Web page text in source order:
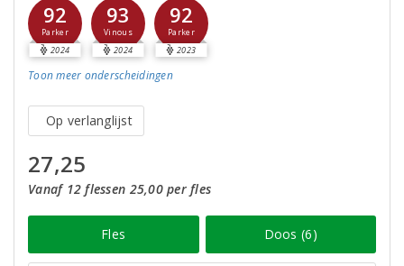
92
Parker
2024
93
Vinous
2024
92
Parker
2023
Toon meer onderscheidingen
Op verlanglijst
27,25
Vanaf 12 flessen 25,00 per fles
Fles Doos (6)